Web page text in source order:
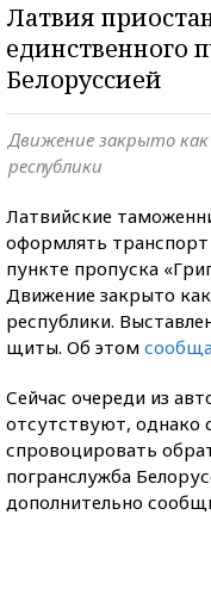
Латвия
единственного
Белоруссией
Движение закрыто как
республики
Латвийские
оформлять
пункте пропуска
Движение закрыто
республики.
щиты. Об этом
Сейчас очереди из
отсутствуют, однако
спровоцировать
погранслужба
дополнительно